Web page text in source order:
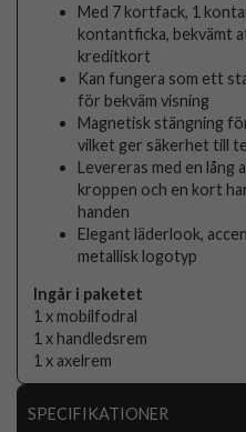
Med 7 kortfack, 1
kontantficka, bekvämt
kreditkort
Kan fungera som ett
för bekväm visning
Magnetisk stängning
vilket ger säkerhet till
Levereras med en lång
kroppen och en kort
handen
Elegant läderlook,
metallisk logotyp
Ingår i paketet
1 x mobilfodral
1 x handledsrem
1 x axelrem
SPECIFIKATIONER